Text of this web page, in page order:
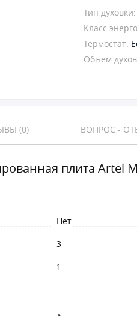
Тип духовки:
Класс
Термостат:
Объем
(0) ВОПРОС -
плита Artel
Нет
3
1